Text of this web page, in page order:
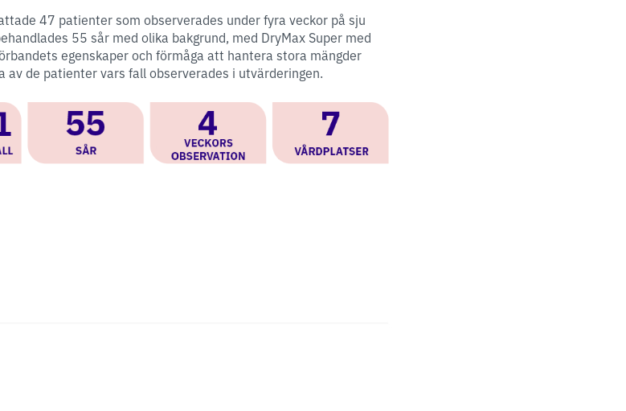
47 patienter som observerades under fyra veckor på sju
55 sår med olika bakgrund, med DryMax Super med
egenskaper och förmåga att hantera stora mängder
av de patienter vars fall observerades i utvärderingen.